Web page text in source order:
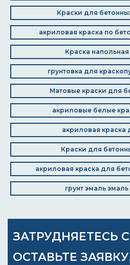
Краски для
акриловая краска по
Краска
грунтовка для
Матовые краски для
акриловые белые
акриловая краска
Краски для
акриловая краска для
грунт эмаль
ЗАТРУДНЯЕТЕСЬ
ОСТАВЬТЕ